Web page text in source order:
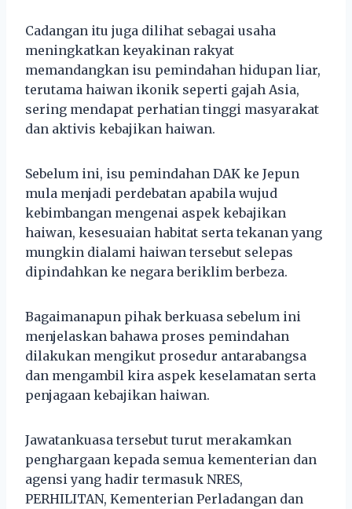
Cadangan itu juga dilihat sebagai usaha
meningkatkan keyakinan rakyat
memandangkan isu pemindahan hidupan liar,
terutama haiwan ikonik seperti gajah Asia,
sering mendapat perhatian tinggi masyarakat
dan aktivis kebajikan haiwan.
Sebelum ini, isu pemindahan DAK ke Jepun
mula menjadi perdebatan apabila wujud
kebimbangan mengenai aspek kebajikan
haiwan, kesesuaian habitat serta tekanan yang
mungkin dialami haiwan tersebut selepas
dipindahkan ke negara beriklim berbeza.
Bagaimanapun pihak berkuasa sebelum ini
menjelaskan bahawa proses pemindahan
dilakukan mengikut prosedur antarabangsa
dan mengambil kira aspek keselamatan serta
penjagaan kebajikan haiwan.
Jawatankuasa tersebut turut merakamkan
penghargaan kepada semua kementerian dan
agensi yang hadir termasuk NRES,
PERHILITAN, Kementerian Perladangan dan